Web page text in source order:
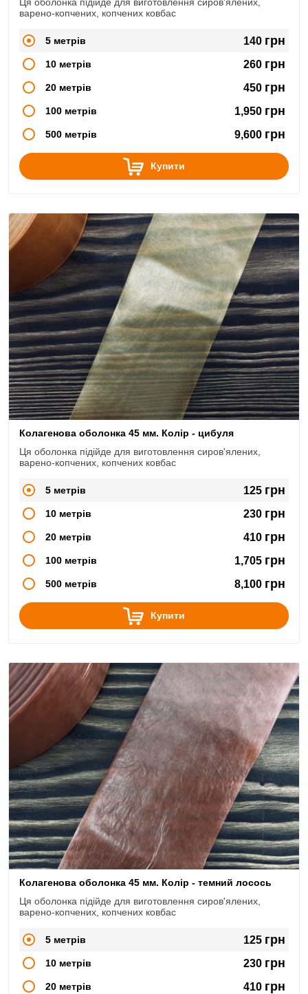
5 метрів 140 грн
10 метрів 260 грн
20 метрів 450 грн
100 метрів 1,950 грн
500 метрів 9,600 грн
Купити
Колагенова оболонка 45 мм. Колір - цибуля
Ця оболонка підійде для виготовлення сиров'ялених,
5 метрів 125 грн
10 метрів 230 грн
20 метрів 410 грн
100 метрів 1,705 грн
500 метрів 8,100 грн
Купити
Колагенова оболонка 45 мм. Колір - темний лосось
Ця оболонка підійде для виготовлення сиров'ялених,
5 метрів 125 грн
10 метрів 230 грн
20 метрів 410 грн